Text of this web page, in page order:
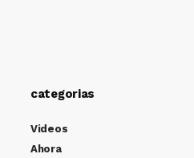
categorias
Videos
Ahora